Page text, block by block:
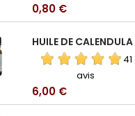
Prix
0,80 €
HUILE DE CALENDULA
41
avis
Prix
6,00 €